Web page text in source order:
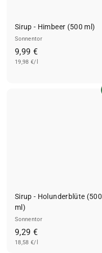
Sirup - Himbeer (500 ml)
Sonnentor
9,99 €9
,
19,98 €/l
Sirup - Holunderblüte (500
ml)
Sonnentor
9,29 €9
,
18,58 €/l